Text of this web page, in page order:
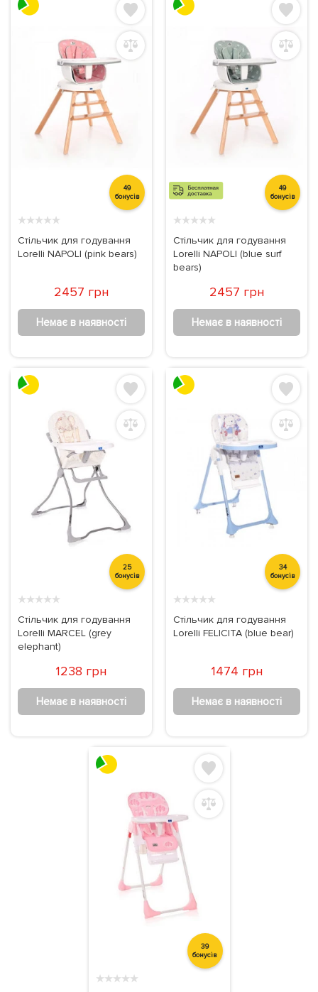
49
бонусів
★★★★★
Стільчик для годування
Lorelli NAPOLI (pink bears)
2457 грн
Немає в наявності
49
бонусів
★★★★★
Стільчик для годування
Lorelli NAPOLI (blue surf
bears)
2457 грн
Немає в наявності
25
бонусів
★★★★★
Стільчик для годування
Lorelli MARCEL (grey
elephant)
1238 грн
Немає в наявності
34
бонусів
★★★★★
Стільчик для годування
Lorelli FELICITA (blue bear)
1474 грн
Немає в наявності
39
бонусів
★★★★★